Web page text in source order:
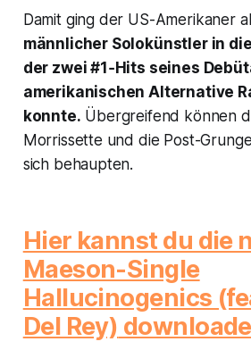
Damit ging der US-Amerikaner
männlicher Solokünstler in
der zwei #1‑Hits seines
amerikanischen Alternative
konnte. Übergreifend können
Morrissette und die Post-
sich behaupten.
Hier kannst du die
Maeson-Single
Hallucinogenics
Del Rey)